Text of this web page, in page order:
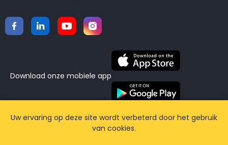
Download onze mobiele app
©2015-2026 Airporttaxis.com.Alle rechten
voorbehouden | Powered byCodiCo.io
Uw ervaring op deze site wordt verbeterd door het gebruik
van cookies.